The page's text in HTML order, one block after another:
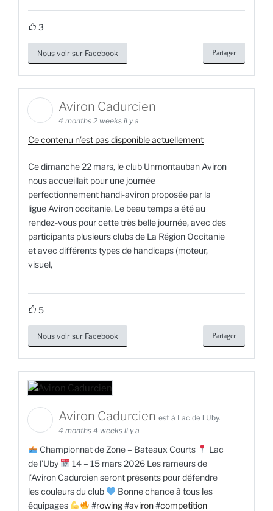
3
Nous voir sur Facebook Partager
Aviron Cadurcien
4 months 2 weeks il y a
Ce contenu n’est pas disponible actuellement
Ce dimanche 22 mars, le club Unmontauban Aviron
nous accueillait pour une journée
perfectionnement handi-aviron proposée par la
ligue Aviron occitanie. Le beau temps a été au
rendez-vous pour cette très belle journée, avec des
participants plusieurs clubs de La Région Occitanie
et avec différents types de handicaps (moteur,
visuel,
5
Nous voir sur Facebook Partager
Aviron Cadurcien est à Lac de l'Uby.
4 months 4 weeks il y a
Championnat de Zone – Bateaux Courts
Lac
de l’Uby
14 – 15 mars 2026 Les rameurs de
l’Aviron Cadurcien seront présents pour défendre
les couleurs du club
Bonne chance à tous les
équipages
#rowing#aviron#competition